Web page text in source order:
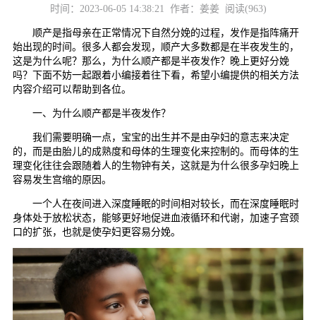
时间：2023-06-05 14:38:21 作者：姜姜 阅读(963)
顺产是指母亲在正常情况下自然分娩的过程，发作是指阵痛开
始出现的时间。很多人都会发现，顺产大多数都是在半夜发生的，
这是为什么呢？那么，为什么顺产都是半夜发作？晚上更好分娩
吗？下面不妨一起跟着小编接着往下看，希望小编提供的相关方法
内容介绍可以帮助到各位。
一、为什么顺产都是半夜发作？
我们需要明确一点，宝宝的出生并不是由孕妇的意志来决定
的，而是由胎儿的成熟度和母体的生理变化来控制的。而母体的生
理变化往往会跟随着人的生物钟有关，这就是为什么很多孕妇晚上
容易发生宫缩的原因。
一个人在夜间进入深度睡眠的时间相对较长，而在深度睡眠时
身体处于放松状态，能够更好地促进血液循环和代谢，加速子宫颈
口的扩张，也就是使孕妇更容易分娩。